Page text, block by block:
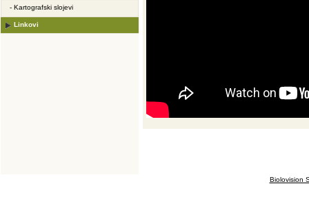
- Kartografski slojevi
Linkovi
Biolovision